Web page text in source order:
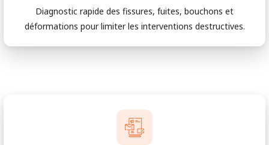
Diagnostic rapide des fissures, fuites, bouchons et
déformations pour limiter les interventions destructives.